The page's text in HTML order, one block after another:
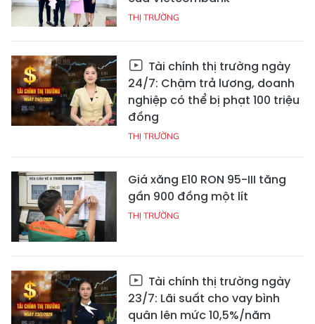
THỊ TRƯỜNG
Tài chính thị trường ngày
24/7: Chậm trả lương, doanh
nghiệp có thể bị phạt 100 triệu
đồng
THỊ TRƯỜNG
Giá xăng E10 RON 95-III tăng
gần 900 đồng một lít
THỊ TRƯỜNG
Tài chính thị trường ngày
23/7: Lãi suất cho vay bình
quân lên mức 10,5%/năm